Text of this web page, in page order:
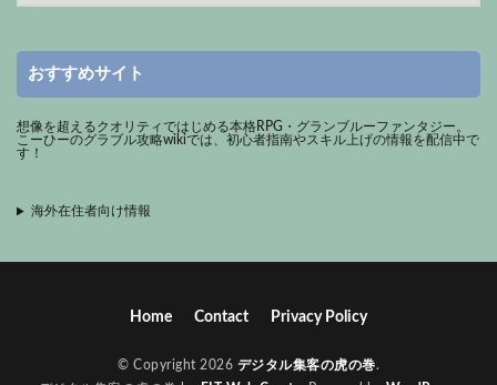
おすすめサイト
想像を超えるクオリティではじめる本格RPG・グランブルーファンタジー。
こーひーのグラブル攻略wikiでは、初心者指南やスキル上げの情報を配信中で
す！
海外在住者向け情報
Home Contact Privacy Policy
© Copyright 2026 デジタル集客の虎の巻.